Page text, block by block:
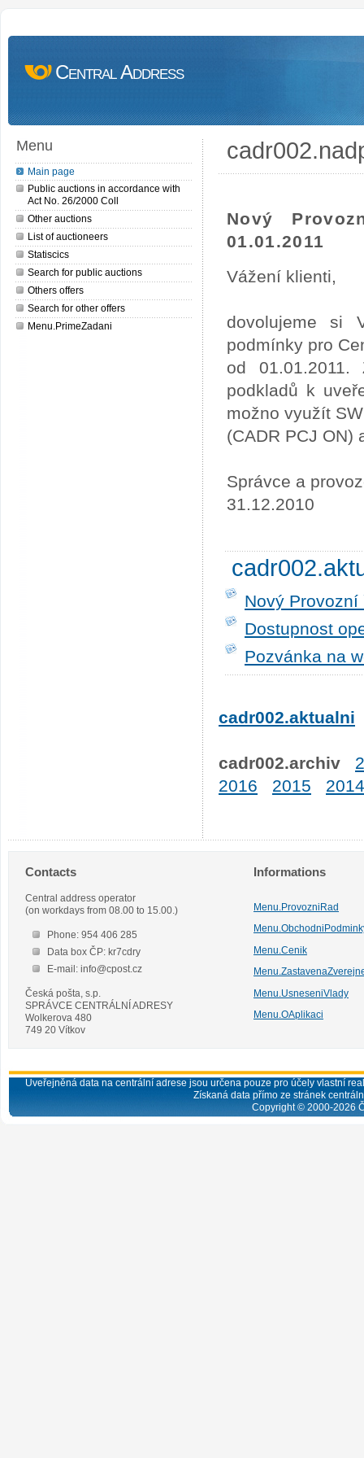
Central Address
Menu
Main page
Public auctions in accordance with
Act No. 26/2000 Coll
Other auctions
List of auctioneers
Statiscics
Search for public auctions
Others offers
Search for other offers
Menu.PrimeZadani
Nový
01.01.2011
Vážení klienti,
dovolujeme si
podmínky pro
od 01.01.2011.
podkladů k
možno využít
(CADR PCJ ON)
Správce a
31.12.2010
Nový
Dostupnost
Pozvánka na
cadr002.aktualni
cadr002.archiv
2016
2015 2014
Contacts
Central address operator
(on workdays from 08.00 to 15.00.)
Phone: 954 406 285
Data box ČP: kr7cdry
E-mail: info@cpost.cz
Česká pošta, s.p.
SPRÁVCE CENTRÁLNÍ ADRESY
Wolkerova 480
749 20 Vítkov
Informations
Menu.ProvozniRad
Menu.Cenik
Menu.UsneseniVlady
Menu.OAplikaci
Uveřejněná data na centrální adrese jsou určena pouze pro účely vlastní
Získaná data přímo ze stránek
Copyright © 2000-2026